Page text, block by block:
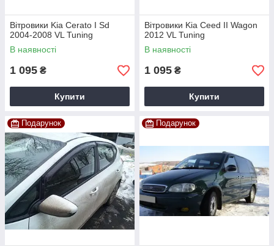
Вітровики Kia Cerato I Sd
2004-2008 VL Tuning
В наявності
1 095 ₴
Купити
Вітровики Kia Ceed II Wagon
2012 VL Tuning
В наявності
1 095 ₴
Купити
Подарунок Подарунок